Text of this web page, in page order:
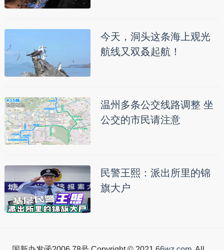
今天，洞头这条海上观光
航线又双叒起航！
温州多条公交线路调整 坐
公交的市民请注意
民警王熙：派出所里的锦
旗大户